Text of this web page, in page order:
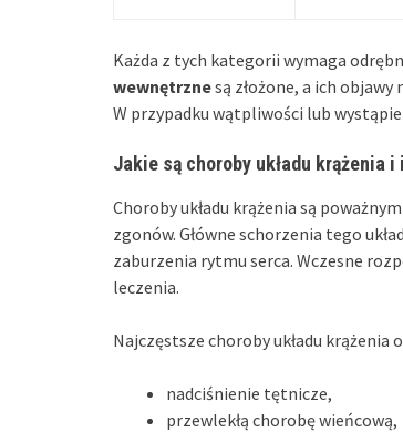
Każda z tych kategorii wymaga
wewnętrznesą złożone, a ich
W przypadku wątpliwości lub
Jakie są choroby układu krążenia i
Choroby układu krążenia są
zgonów. Główne schorzenia tego
zaburzenia rytmu serca. Wczesne
leczenia.
Najczęstsze choroby układu krążenia
nadciśnienie tętnicze,
przewlekłą chorobę wieńcową,